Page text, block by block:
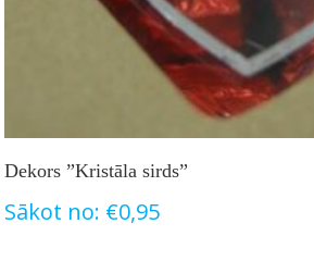
Dekors ”Kristāla sirds”
Sākot no: €0,95